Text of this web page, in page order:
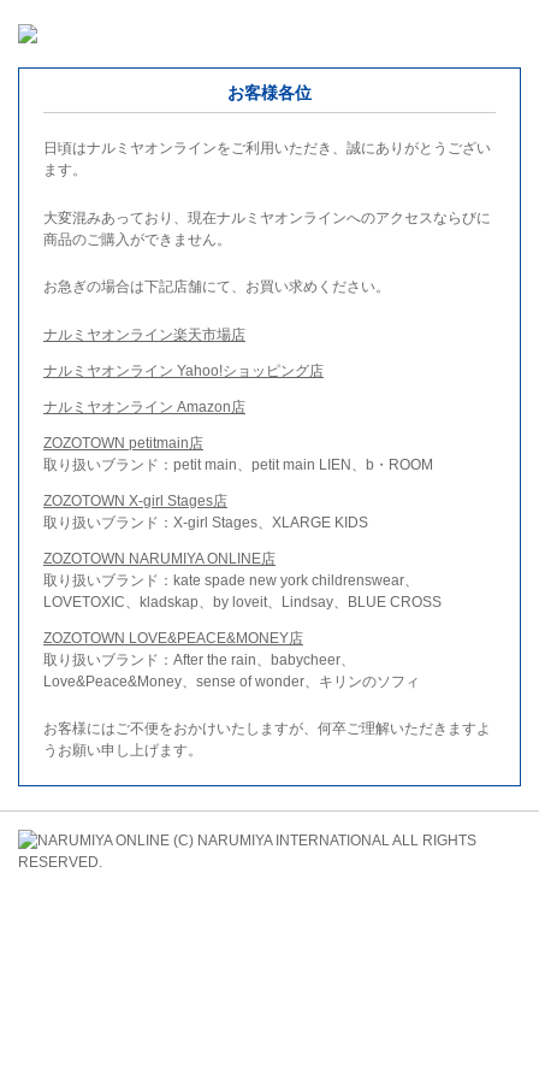
お客様各位
日頃はナルミヤオンラインをご利用いただき、誠にありがとうござい
ます。
大変混みあっており、現在ナルミヤオンラインへのアクセスならびに
商品のご購入ができません。
お急ぎの場合は下記店舗にて、お買い求めください。
ナルミヤオンライン楽天市場店
ナルミヤオンライン Yahoo!ショッピング店
ナルミヤオンライン Amazon店
ZOZOTOWN petitmain店
取り扱いブランド：petit main、petit main LIEN、b・ROOM
ZOZOTOWN X-girl Stages店
取り扱いブランド：X-girl Stages、XLARGE KIDS
ZOZOTOWN NARUMIYA ONLINE店
取り扱いブランド：kate spade new york childrenswear、
LOVETOXIC、kladskap、by loveit、Lindsay、BLUE CROSS
ZOZOTOWN LOVE&PEACE&MONEY店
取り扱いブランド：After the rain、babycheer、
Love&Peace&Money、sense of wonder、キリンのソフィ
お客様にはご不便をおかけいたしますが、何卒ご理解いただきますよ
うお願い申し上げます。